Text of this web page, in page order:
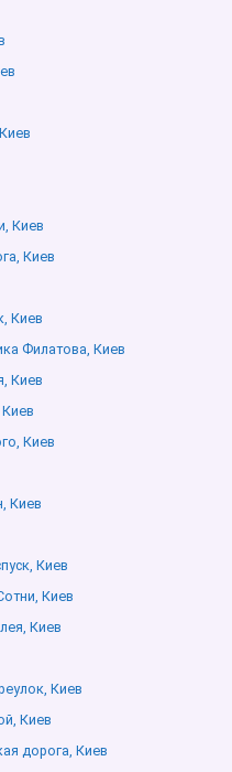
Киев
Киев
Киев
Филатова, Киев
Киев
Киев
Киев
Киев
Киев
Киев
Киев
Киев
дорога, Киев